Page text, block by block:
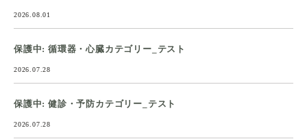
2026.08.01
保護中: 循環器・心臓カテゴリー_テスト
2026.07.28
保護中: 健診・予防カテゴリー_テスト
2026.07.28